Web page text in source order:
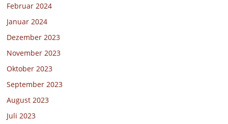
Februar 2024
Januar 2024
Dezember 2023
November 2023
Oktober 2023
September 2023
August 2023
Juli 2023